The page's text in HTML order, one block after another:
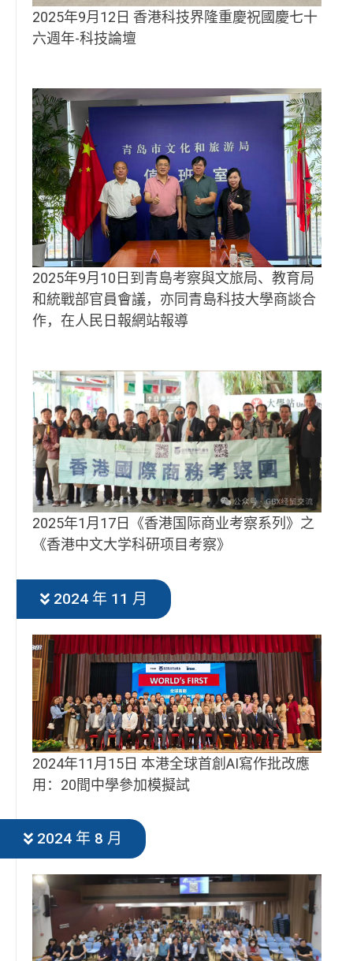
2025年9月12日 香港科技界隆重慶祝國慶七十
六週年-科技論壇
2025年9月10日到青島考察與文旅局、教育局
和統戰部官員會議，亦同青島科技大學商談合
作，在人民日報網站報導
2025年1月17日《香港国际商业考察系列》之
《香港中文大学科研项目考察》
2024 年 11 月
2024年11月15日 本港全球首創AI寫作批改應
用：20間中學參加模擬試
2024 年 8 月